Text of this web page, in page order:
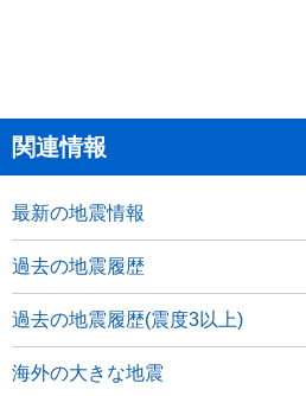
関連情報
最新の地震情報
過去の地震履歴
過去の地震履歴(震度3以上)
海外の大きな地震